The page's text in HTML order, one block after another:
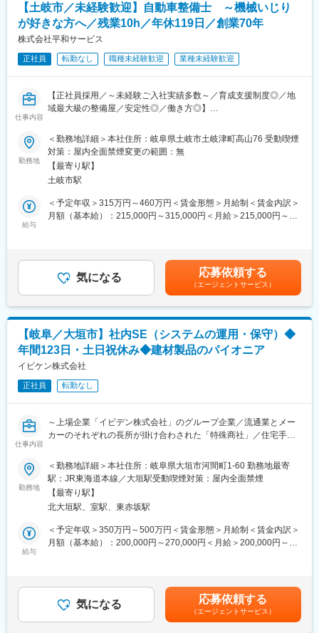
変更の範囲：会社の定める業務
■当社の特徴・魅力：
Kawasakiグループの中核商社という揺るぎない安定感を背景に、
省エネやカーボンニュートラル、次世代燃料への転換をはじめと
したお客様の困りごとに寄り添うことで、ダイナミックな挑戦を
変更の範囲：会社の定める業務
【土岐市／未経験歓迎】自動車整備士 ～機械いじり
が好きな方へ／残業10h／年休119日／創業70年
株式会社平和サービス
正社員 転勤なし 職種未経験歓迎 業種未経験歓迎
仕事内容
【正社員採用／～未経験ご入社実績多数～／育成支援制度◎／地
域最大級の整備屋／安定性◎／働き方◎】
■業務内容：
大型自動車、特殊車両、産業車両の点検整備、修理や加工をお任
せします。
■業務詳細：
・大型自動車の点検整備
・特殊車両の架装部点検整備、加工取付、修理
・産業車両の点検整備、各部分分解整備 など
など
・大型車両…ダンプカー、トラック、トレーラー、バスなど
・産業車両…フォークリフト、ショベルローダー、建機など
■環境：
13名の整備士が活躍しております。
年齢構成(30代:4名、40代:3名、50代3名、60代1名、70代2名)
進めるため、チームワークも良くアットホームな社風です。
ベテラン社員も多いため、熟練の技術を直接教わることができま
■一日の流れ
・一日のスケジュールとやるべきことを確認
→チームの班長がスケジュールを作っておりますので、やるべき
ことはご相談しながら進めていく形になります。
・車両整備(オイル交換、タイヤ交換など)
＊業務時間内に終わるほどのスケジュールを班長の方が組んでく
ださるので、残業は月10h以下に抑えられております。
整備を依頼いただくのは市や県などの自治体から大手企業まで幅
広く、創業70年間のお付き合いもあるため、厚い信頼もいただい
勤務地
＜勤務地詳細＞本社住所：岐阜県土岐市土岐津町高山76 受動喫煙
対策：屋内全面禁煙変更の範囲：無
【最寄り駅】
土岐市駅
給与
＜予定年収＞315万円～460万円＜賃金形態＞月給制＜賃金内訳＞
月額（基本給）：215,000円～315,000円＜月給＞215,000円～
半）…年収417万円勤続年数10年(40代前半）…年収565万円賃金
はあくまでも目安の金額であり、選考を通じて上下する可能性が
あります。月給(月額)は固定手当を含めた表記です。
気になる 応募依頼する
（エージェントサービス）
【岐阜／大垣市】社内SE（システムの運用・保守）◆
年間123日・土日祝休み◆建材製品のパイオニア
イビケン株式会社
正社員 転勤なし
仕事内容
～上場企業「イビデン株式会社」のグループ企業／流通業とメー
カーのそれぞれの長所が掛け合わされた「特殊商社」／住宅手
■業務内容：
オリジナルブランドの規格住宅の企画・設計、各種住宅資材の製
造・調達・販売業をメインに、その他情報やサービスなどさまざ
まなものを提供する当社にて、社内システムの運用・保守をメイ
ンに幅広い業務をご担当いただきます。
■業務詳細：
◇システムの企画・導入
◇PCキッティング
◇ヘルプデスク対応（システム問い合わせ、パソコン、ネットワ
勤務地
＜勤務地詳細＞本社住所：岐阜県大垣市河間町1-60 勤務地最寄
駅：JR東海道本線／大垣駅受動喫煙対策：屋内全面禁煙
【最寄り駅】
北大垣駅、室駅、東赤坂駅
給与
＜予定年収＞350万円～500万円＜賃金形態＞月給制＜賃金内訳＞
月額（基本給）：200,000円～270,000円＜月給＞200,000円～
経験7年賃金はあくまでも目安の金額であり、選考を通じて上下す
る可能性があります。月給(月額)は固定手当を含めた表記です。
気になる 応募依頼する
（エージェントサービス）